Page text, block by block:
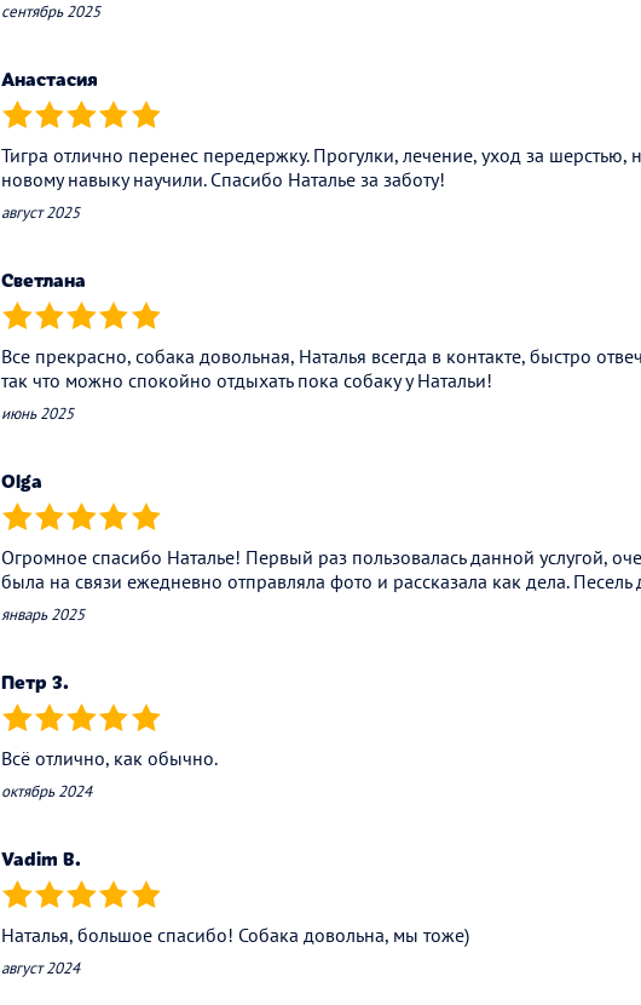
сентябрь 2025
Анастасия
(*) (*) (*) (*) (*)
Тигра отлично перенес передержку. Прогулки, лечение, уход за
новому навыку научили. Спасибо Наталье за заботу!
август 2025
Светлана
(*) (*) (*) (*) (*)
Все прекрасно, собака довольная, Наталья всегда в контакте, быстро
так что можно спокойно отдыхать пока собаку у Натальи!
июнь 2025
Olga
(*) (*) (*) (*) (*)
Огромное спасибо Наталье! Первый раз пользовалась данной услугой,
была на связи ежедневно отправляла фото и рассказала как дела. Песель
январь 2025
Петр З.
(*) (*) (*) (*) (*)
Всё отлично, как обычно.
октябрь 2024
Vadim B.
(*) (*) (*) (*) (*)
Наталья, большое спасибо! Собака довольна, мы тоже)
август 2024